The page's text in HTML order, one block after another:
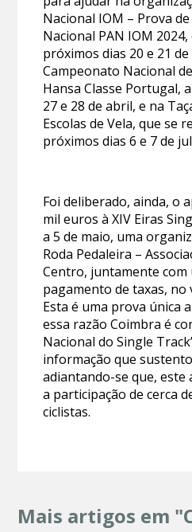
Nacional IOM – Prova
Nacional PAN IOM
próximos dias 20 e 21
Campeonato Nacional
Hansa Classe Portugal,
27 e 28 de abril, e na
Escolas de Vela, que se
próximos dias 6 e 7 de
Foi deliberado, ainda, o
mil euros à XIV Eiras
a 5 de maio, uma
Roda Pedaleira –
Centro, juntamente com
pagamento de taxas, no
Esta é uma prova única
essa razão Coimbra é
Nacional do Single
informação que
adiantando-se que, este
a participação de cerca
ciclistas.
Mais artigos em